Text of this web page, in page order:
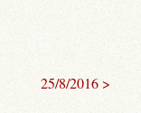
25/8/2016 >